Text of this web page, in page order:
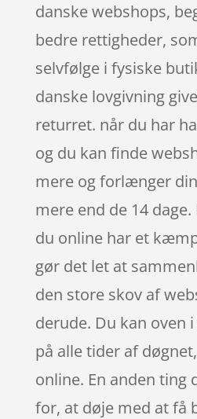
danske webshops,
bedre rettigheder,
selvfølge i fysiske
danske lovgivning
returret. når du har
og du kan finde
mere og forlænger
mere end de 14
du online har et
gør det let at
den store skov af
derude. Du kan oven
på alle tider af
online. En anden ting
for, at døje med at få